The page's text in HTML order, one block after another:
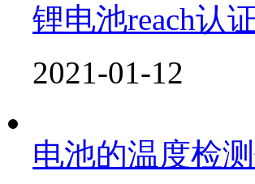
锂电池reach认
2021-01-12
电池的温度检